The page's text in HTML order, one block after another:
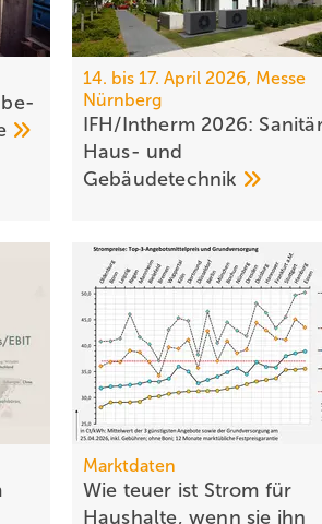
14. bis 17. April 2026, Messe
Nürnberg
IFH/Intherm 2026:
Haus- und
Ge­bäu­de­tech­nik
Marktdaten
Wie teuer ist Strom für
Haushalte, wenn sie ihn